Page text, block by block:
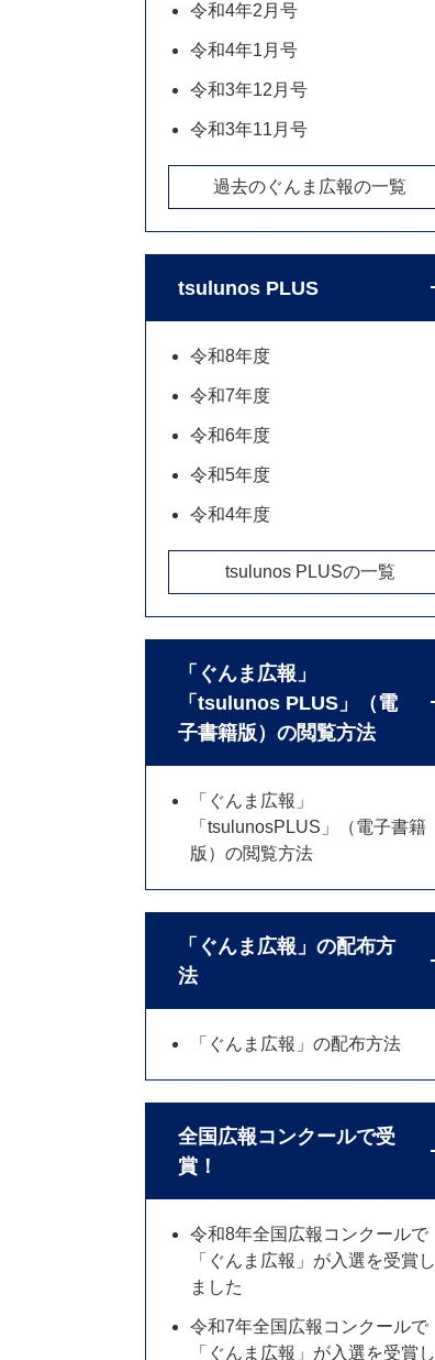
令和4年2月号
令和4年1月号
令和3年12月号
令和3年11月号
過去のぐんま広報の一覧
tsulunos PLUS
令和8年度
令和7年度
令和6年度
令和5年度
令和4年度
tsulunos PLUSの一覧
「ぐんま広報」
「tsulunos PLUS」（電
子書籍版）の閲覧方法
「ぐんま広報」
「tsulunosPLUS」（電子書籍
版）の閲覧方法
「ぐんま広報」の配布方
法
「ぐんま広報」の配布方法
全国広報コンクールで受
賞！
令和8年全国広報コンクールで
「ぐんま広報」が入選を受賞し
ました
令和7年全国広報コンクールで
「ぐんま広報」が入選を受賞し